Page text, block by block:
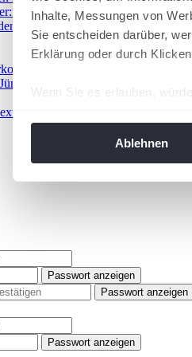
Inhalte, Messungen von
Sie entscheiden darüber,
Erklärung oder durch
Wenn Sie es erlauben,
Website an unsere Partner
möglicherweise mit weiteren
der Dienste gesammelt
Ablehnen
werden!
Spieltag
Gewalt
Passwort anzeigen
Passwort anzeigen
Passwort anzeigen